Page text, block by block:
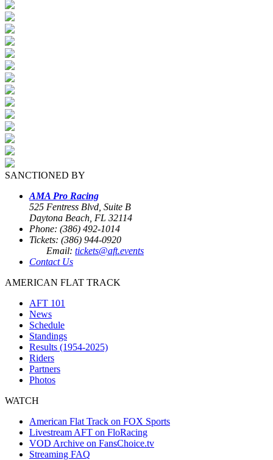
SANCTIONED BY
AMA Pro Racing
525 Fentress Blvd, Suite B
Daytona Beach, FL 32114
Phone: (386) 492-1014
Tickets: (386) 944-0920
Email: tickets@aft.events
Contact Us
AMERICAN FLAT TRACK
AFT 101
News
Schedule
Standings
Results (1954-2025)
Riders
Partners
Photos
WATCH
American Flat Track on FOX Sports
Livestream AFT on FloRacing
VOD Archive on FansChoice.tv
Streaming FAQ